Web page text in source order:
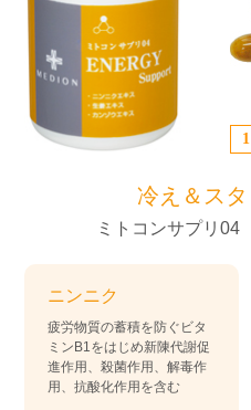
冷え＆ス
ミトコンサプリ
ニンニク
疲労物質の蓄積を防ぐビタ
ミンB1をはじめ新陳代謝促
進作用、殺菌作用、解毒作
用、抗酸化作用を含む